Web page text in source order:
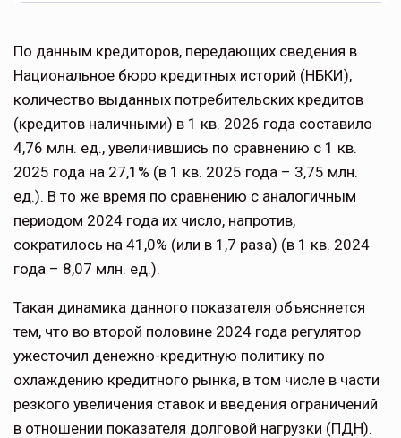
По данным кредиторов, передающих сведения в
Национальное бюро кредитных историй (НБКИ),
количество выданных потребительских кредитов
(кредитов наличными) в 1 кв. 2026 года составило
4,76 млн. ед., увеличившись по сравнению с 1 кв.
2025 года на 27,1% (в 1 кв. 2025 года – 3,75 млн.
ед.). В то же время по сравнению с аналогичным
периодом 2024 года их число, напротив,
сократилось на 41,0% (или в 1,7 раза) (в 1 кв. 2024
года – 8,07 млн. ед.).
Такая динамика данного показателя объясняется
тем, что во второй половине 2024 года регулятор
ужесточил денежно-кредитную политику по
охлаждению кредитного рынка, в том числе в части
резкого увеличения ставок и введения ограничений
в отношении показателя долговой нагрузки (ПДН).